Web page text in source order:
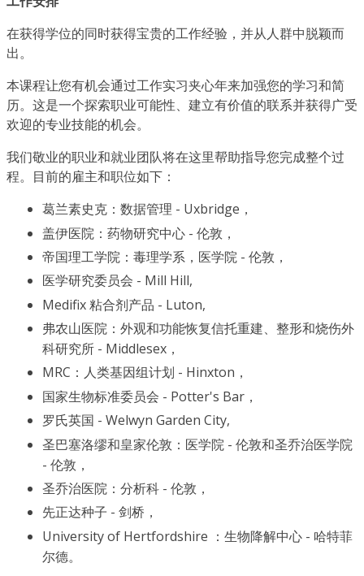
在获得学位的同时获得宝贵的工作经验，并从人群中脱颖而
出。
本课程让您有机会通过工作实习夹心年来加强您的学习和简
历。这是一个探索职业可能性、建立有价值的联系并获得广受
欢迎的专业技能的机会。
我们敬业的职业和就业团队将在这里帮助指导您完成整个过
程。目前的雇主和职位如下：
葛兰素史克：数据管理 - Uxbridge，
盖伊医院：药物研究中心 - 伦敦，
帝国理工学院：毒理学系，医学院 - 伦敦，
医学研究委员会 - Mill Hill,
Medifix 粘合剂产品 - Luton,
弗农山医院：外观和功能恢复信托重建、整形和烧伤外
科研究所 - Middlesex，
MRC：人类基因组计划 - Hinxton，
国家生物标准委员会 - Potter's Bar，
罗氏英国 - Welwyn Garden City,
圣巴塞洛缪和皇家伦敦：医学院 - 伦敦和圣乔治医学院
- 伦敦，
圣乔治医院：分析科 - 伦敦，
先正达种子 - 剑桥，
University of Hertfordshire ：生物降解中心 - 哈特菲
尔德。